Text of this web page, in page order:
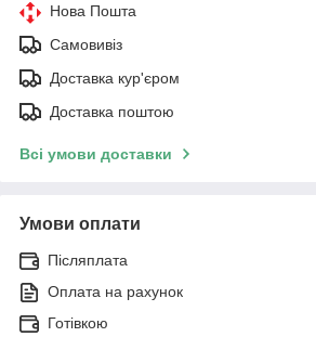
Нова Пошта
Самовивіз
Доставка кур'єром
Доставка поштою
Всі умови доставки
Умови оплати
Післяплата
Оплата на рахунок
Готівкою